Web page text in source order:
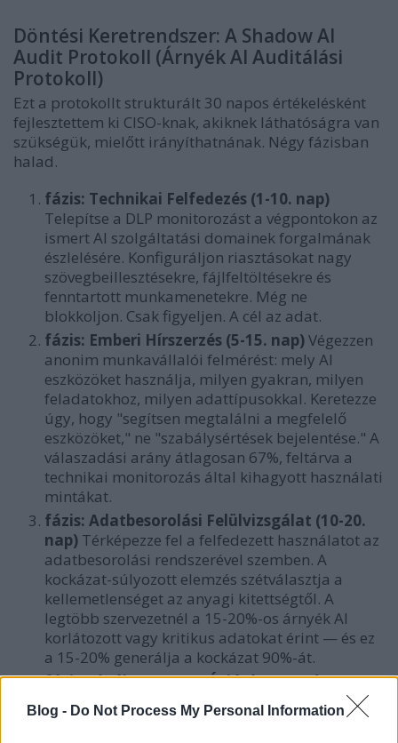
Blog - Do Not Process My Personal Information
Döntési Keretrendszer: A Shadow AI
Audit Protokoll (Árnyék AI Auditálási
Protokoll)
Ezt a protokollt strukturált 30 napos értékelésként
fejlesztettem ki CISO-knak, akiknek láthatóságra van
szükségük, mielőtt irányíthatnának. Négy fázisban
halad.
fázis: Technikai Felfedezés (1-10. nap)
Telepítse a DLP monitorozást a végpontokon az
ismert AI szolgáltatási domainek forgalmának
észlelésére. Konfiguráljon riasztásokat nagy
szövegbeillesztésekre, fájlfeltöltésekre és
fenntartott munkamenetekre. Még ne
blokkoljon. Csak figyeljen. A cél az adat.
fázis: Emberi Hírszerzés (5-15. nap)Végezzen
anonim munkavállalói felmérést: mely AI
eszközöket használja, milyen gyakran, milyen
feladatokhoz, milyen adattípusokkal. Keretezze
úgy, hogy "segítsen megtalálni a megfelelő
eszközöket," ne "szabálysértések bejelentése." A
válaszadási arány átlagosan 67%, feltárva a
technikai monitorozás által kihagyott használati
mintákat.
fázis: Adatbesorolási Felülvizsgálat (10-20.
nap) Térképezze fel a felfedezett használatot az
adatbesorolási rendszerével szemben. A
kockázat-súlyozott elemzés szétválasztja a
kellemetlenséget az anyagi kitettségtől. A
legtöbb szervezetnél a 15-20%-os árnyék AI
korlátozott vagy kritikus adatokat érint — és ez
a 15-20% generálja a kockázat 90%-át.
fázis: Jóváhagyott AI Átjáró Tervezés (15-30.
nap)Válasszon ki és konfiguráljon egy
jóváhagyott vállalati AI átjárót: SSO